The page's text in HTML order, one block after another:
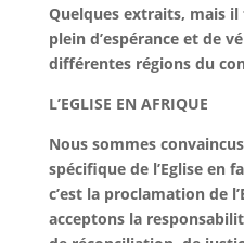
Quelques extraits, mais
plein d’espérance et de
différentes régions du
L’EGLISE EN AFRIQUE
Nous sommes
spécifique de l’Eglise en
c’est la proclamation de
acceptons la